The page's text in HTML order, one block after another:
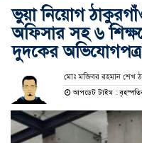
ভুয়া নিয়োগ
অফিসার সহ ৬
দুদকের
মোঃ মজিবর রহমান শেখ
আপডেট টাইম :